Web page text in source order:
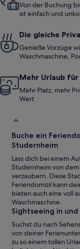
Von der Buchung
ist einfach und
Die gleiche
Genieße Vorzüge
Waschmaschine,
Mehr Urlaub
Mehr Platz, mehr
Wert
Buche ein
Studernheim
Lass dich bei einem
Studernheim von
verzaubern. Diese
Feriendomizil kann
bieten auch eine voll
Waschmaschine.
Sightseeing in
Suchst du nach
von deiner
zu so einem tollen